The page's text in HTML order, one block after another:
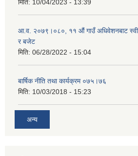
मिति: 10/04/2023 - 13:39
आ.व. २०७९।०८०, ११ औं गाउँ अधिवेशनबाट
र बजेट
मिति: 06/28/2022 - 15:04
बार्षिक नीति तथा कार्यक्रम ०७५।७६
मिति: 10/03/2018 - 15:23
अन्य